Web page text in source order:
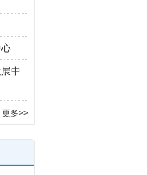
中
更多>>